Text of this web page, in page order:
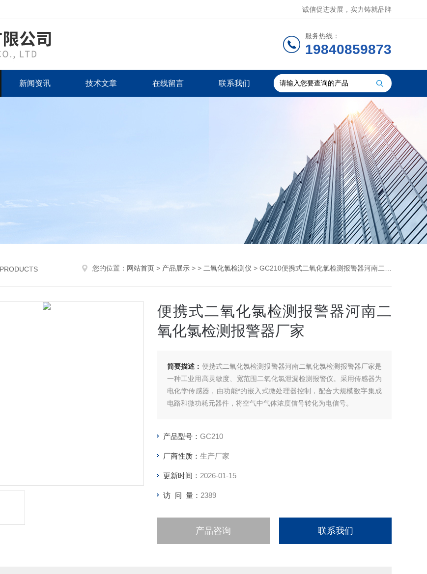
诚信促进发展，实力铸就品牌
服务热线：
19840859873
新闻资讯 技术文章 在线留言 联系我们
您的位置： 网站首页 > 产品展示 > > 二氧化氯检测仪 > GC210便携式二氧化氯检测报警器河南二氧化氯检测报警器厂家
便携式二氧化氯检测报警器河南二
氧化氯检测报警器厂家
简要描述： 便携式二氧化氯检测报警器河南二氧化氯检测报警器厂家是
一种工业用高灵敏度、宽范围二氧化氯泄漏检测报警仪。采用传感器为
电化学传感器，由功能*的嵌入式微处理器控制，配合大规模数字集成
电路和微功耗元器件，将空气中气体浓度信号转化为电信号。
产品型号： GC210
厂商性质： 生产厂家
更新时间： 2026-01-15
访 问 量： 2389
产品咨询 联系我们